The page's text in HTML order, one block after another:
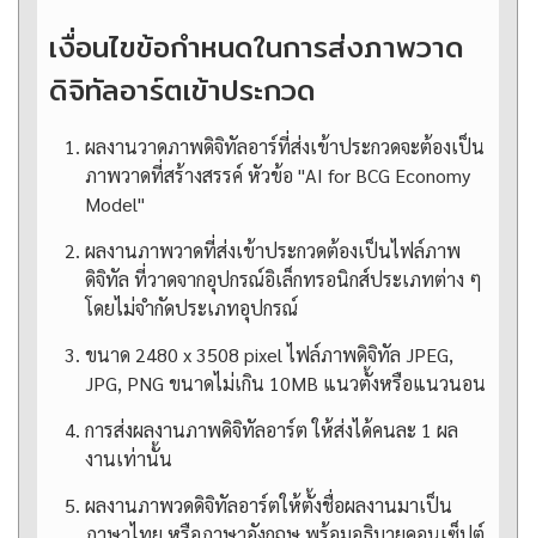
เงื่อนไขข้อกำหนดในการส่งภาพวาด
ดิจิทัลอาร์ตเข้าประกวด
ผลงานวาดภาพดิจิทัลอาร์ที่ส่งเข้าประกวดจะต้องเป็น
ภาพวาดที่สร้างสรรค์ หัวข้อ "AI for BCG Economy
Model"
ผลงานภาพวาดที่ส่งเข้าประกวดต้องเป็นไฟล์ภาพ
ดิจิทัล ที่วาดจากอุปกรณ์อิเล็กทรอนิกส์ประเภทต่าง ๆ
โดยไม่จำกัดประเภทอุปกรณ์
ขนาด 2480 x 3508 pixel ไฟล์ภาพดิจิทัล JPEG,
JPG, PNG ขนาดไม่เกิน 10MB แนวตั้งหรือแนวนอน
การส่งผลงานภาพดิจิทัลอาร์ต ให้ส่งได้คนละ 1 ผล
งานเท่านั้น
ผลงานภาพวดดิจิทัลอาร์ตให้ตั้งชื่อผลงานมาเป็น